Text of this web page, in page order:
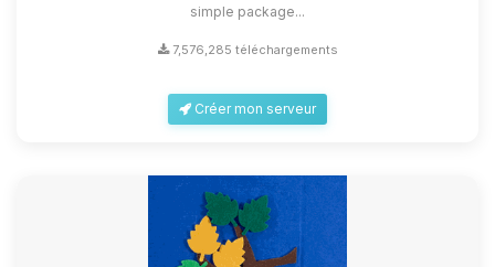
simple package...
7,576,285 téléchargements
Créer mon serveur